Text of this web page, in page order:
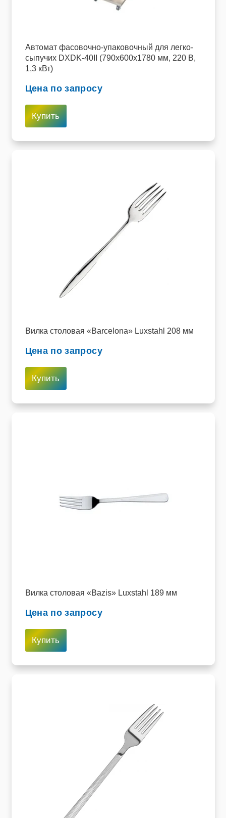
Автомат фасовочно-упаковочный для легко-
сыпучих DXDK-40II (790х600х1780 мм, 220 В,
1,3 кВт)
Цена по запросу
Купить
Вилка столовая «Barcelona» Luxstahl 208 мм
Цена по запросу
Купить
Вилка столовая «Bazis» Luxstahl 189 мм
Цена по запросу
Купить